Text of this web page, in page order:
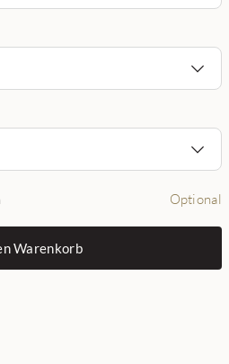
Optional
Warenkorb